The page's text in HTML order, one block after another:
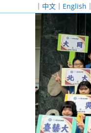
｜ 中文 ｜ English ｜